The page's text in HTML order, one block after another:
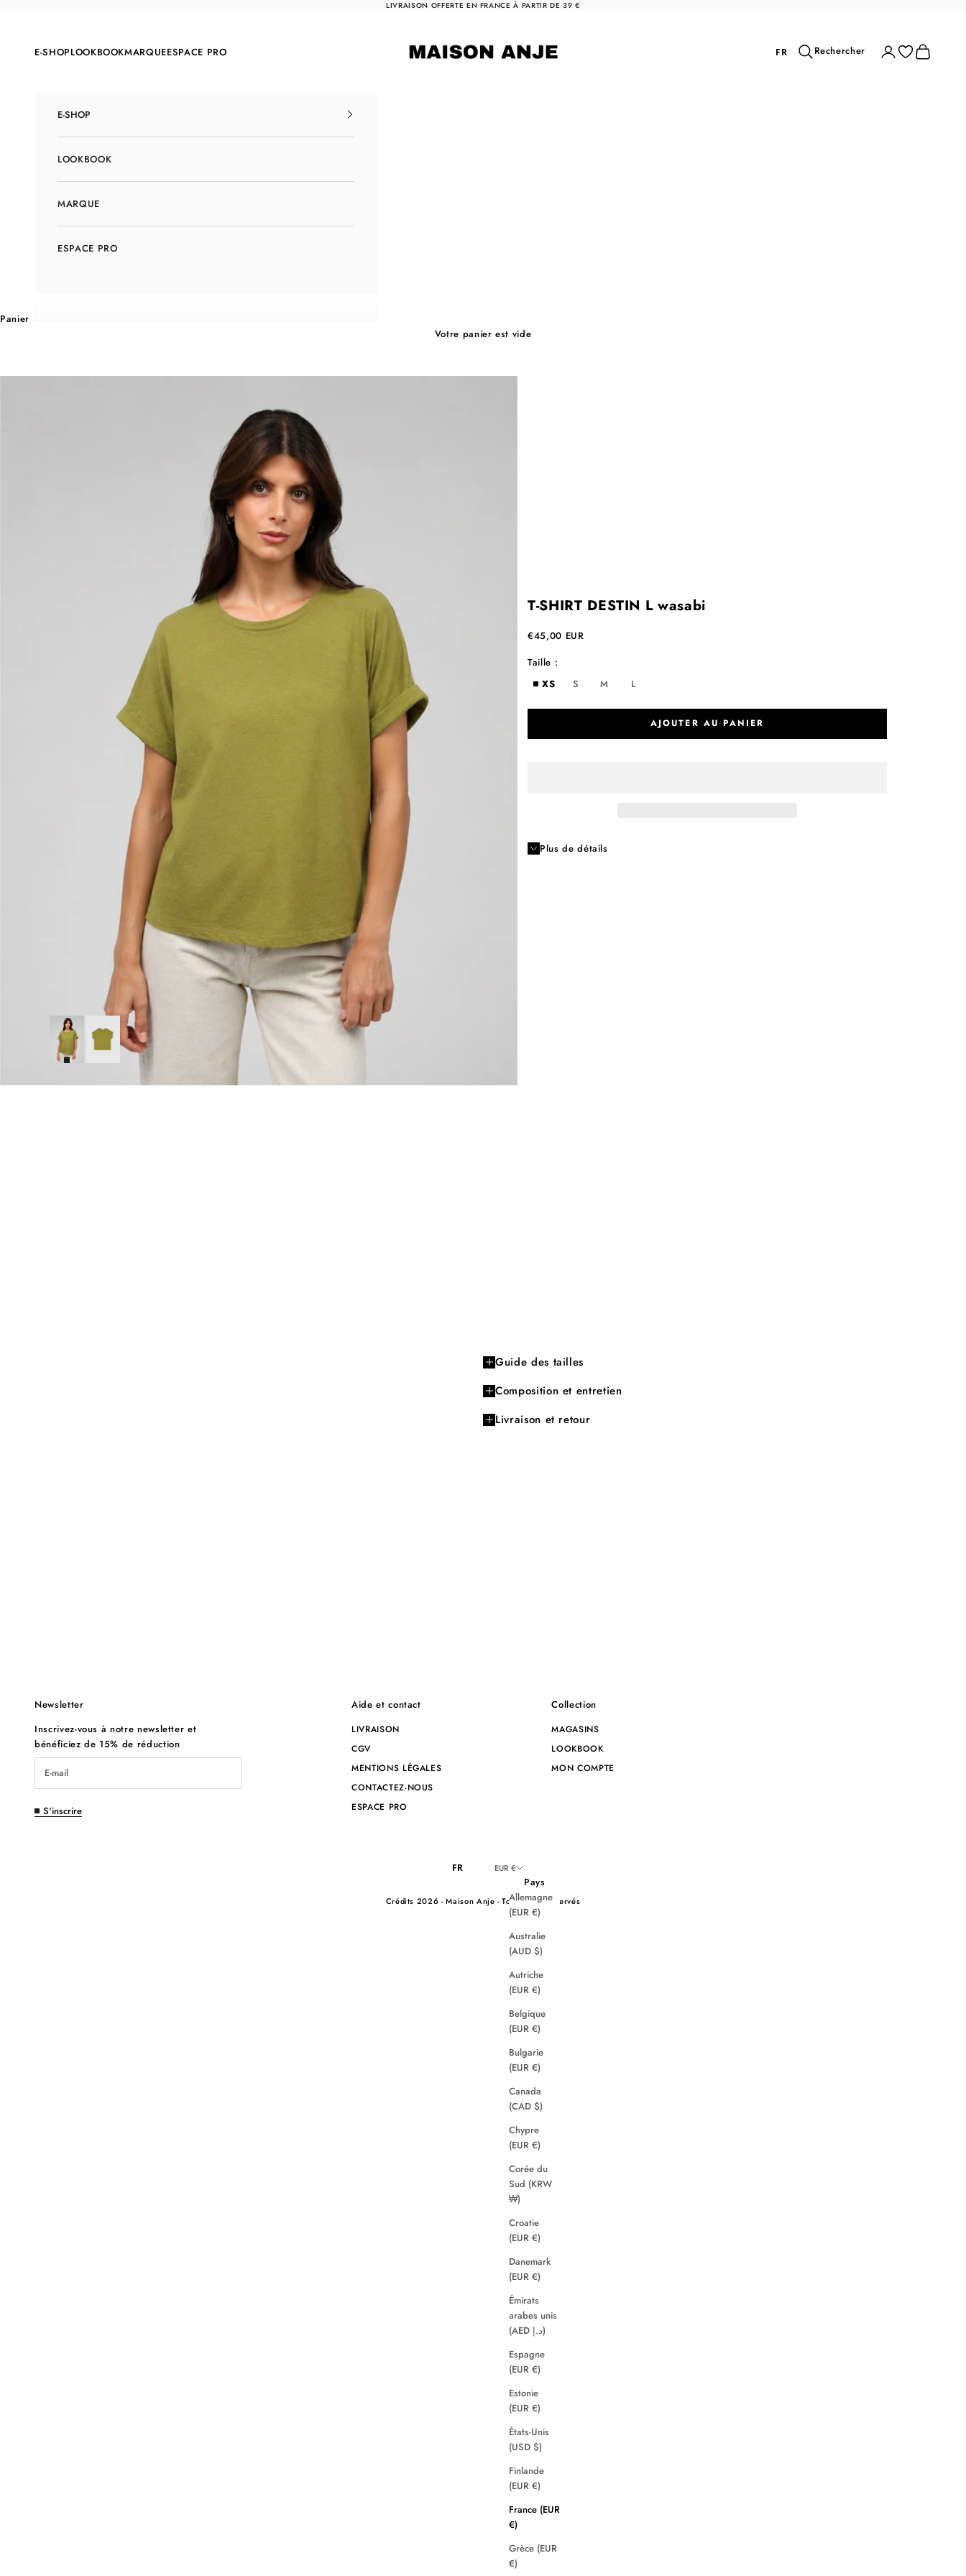
LIVRAISON OFFERTE EN FRANCE À PARTIR DE 39 €
E-SHOPLOOKBOOKMARQUEESPACE PRO FR Rechercher
Rechercher ConnexionPanier
E-SHOP
LOOKBOOK
MARQUE
ESPACE PRO
Panier
Votre panier est vide
T-SHIRT DESTIN L wasabi
Prix de vente
€45,00 EUR
Taille :
XS
S M L
AJOUTER AU PANIER
Plus de détails
Guide des tailles
Composition et entretien
Livraison et retour
Newsletter
Inscrivez-vous à notre newsletter et
bénéficiez de 15% de réduction
S'inscrire
Aide et contact
LIVRAISON
CGV
MENTIONS LÉGALES
CONTACTEZ-NOUS
ESPACE PRO
Collection
MAGASINS
LOOKBOOK
MON COMPTE
FR EUR €
Pays
Allemagne
(EUR €)
Australie
(AUD $)
Autriche
(EUR €)
Belgique
(EUR €)
Bulgarie
(EUR €)
Canada
(CAD $)
Chypre
(EUR €)
Corée du
Sud (KRW
₩)
Croatie
(EUR €)
Danemark
(EUR €)
Émirats
arabes unis
(AED د.إ)
Espagne
(EUR €)
Estonie
(EUR €)
États-Unis
(USD $)
Finlande
(EUR €)
France (EUR
€)
Grèce (EUR
€)
Crédits 2026 - Maison Anje - Tous droits réservés